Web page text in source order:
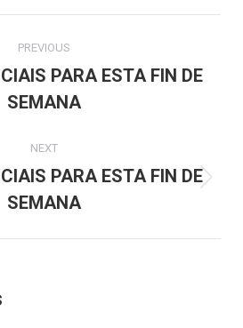
PREVIOUS
Previous
post:
PARA ESTA FIN DE
SEMANA
NEXT
Next
post:
PARA ESTA FIN DE
SEMANA